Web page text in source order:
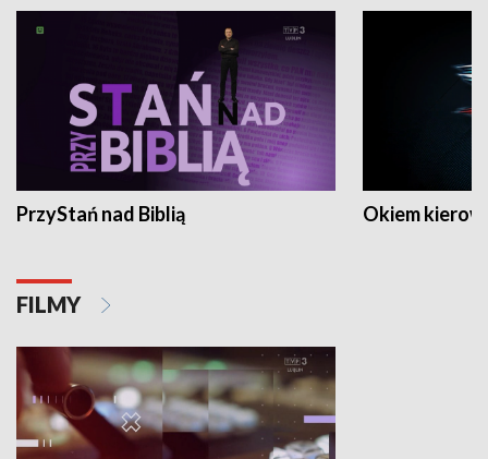
PrzyStań nad Biblią Okiem
FILMY